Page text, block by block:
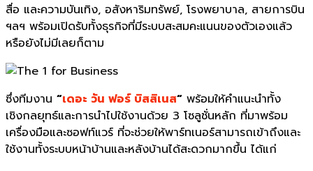
สื่อ และความบันเทิง, อสังหาริมทรัพย์, โรงพยาบาล, สายการบิน
ฯลฯ พร้อมเปิดรับทั้งธุรกิจที่มีระบบสะสมคะแนนของตัวเองแล้ว
หรือยังไม่มีเลยก็ตาม
ซึ่งทีมงาน “เดอะ วัน ฟอร์ บิสสิเนส“ พร้อมให้คำแนะนำทั้ง
เชิงกลยุทธ์และการนำไปใช้งานด้วย 3 โซลูชั่นหลัก ที่มาพร้อม
เครื่องมือและซอฟท์แวร์ ที่จะช่วยให้พาร์ทเนอร์สามารถเข้าถึงและ
ใช้งานทั้งระบบหน้าบ้านและหลังบ้านได้สะดวกมากขึ้น ได้แก่